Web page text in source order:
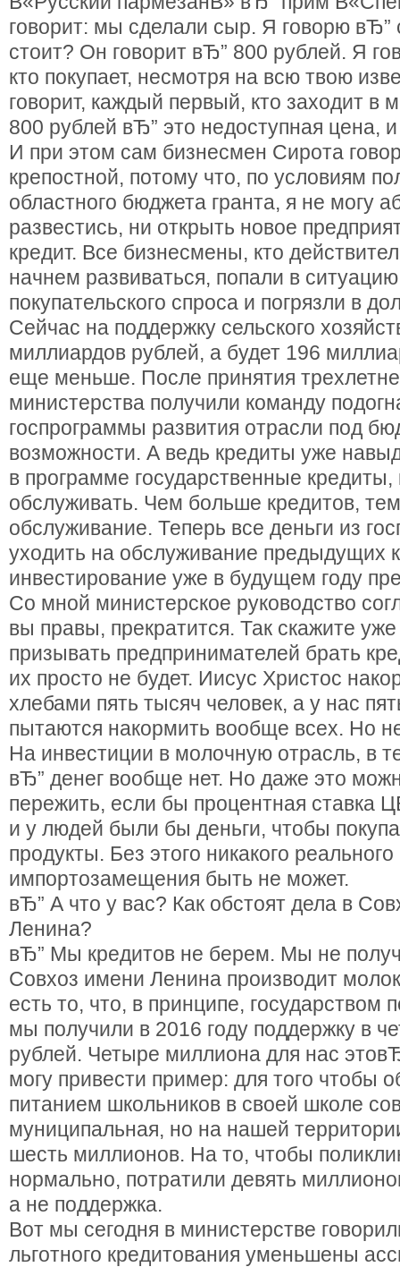
говорит: мы сделали сыр. Я говорю вЂ”
стоит? Он говорит вЂ” 800 рублей. Я
кто покупает, несмотря на всю твою
говорит, каждый первый, кто заходит в
800 рублей вЂ” это недоступная цена, и
И при этом сам бизнесмен Сирота
крепостной, потому что, по условиям
областного бюджета гранта, я не могу
развестись, ни открыть новое
кредит. Все бизнесмены, кто
начнем развиваться, попали в
покупательского спроса и погрязли в
Сейчас на поддержку сельского
миллиардов рублей, а будет 196
еще меньше. После принятия
министерства получили команду
госпрограммы развития отрасли под
возможности. А ведь кредиты уже
в программе государственные
обслуживать. Чем больше кредитов,
обслуживание. Теперь все деньги из
уходить на обслуживание предыдущих
инвестирование уже в будущем году
Со мной министерское руководство
вы правы, прекратится. Так скажите
призывать предпринимателей брать
их просто не будет. Иисус Христос
хлебами пять тысяч человек, а у нас
пытаются накормить вообще всех. Но
На инвестиции в молочную отрасль, в
вЂ” денег вообще нет. Но даже это
пережить, если бы процентная ставка
и у людей были бы деньги, чтобы
продукты. Без этого никакого реального
импортозамещения быть не может.
вЂ” А что у вас? Как обстоят дела в
Ленина?
вЂ” Мы кредитов не берем. Мы не
Совхоз имени Ленина производит
есть то, что, в принципе, государством
мы получили в 2016 году поддержку в
рублей. Четыре миллиона для нас
могу привести пример: для того чтобы
питанием школьников в своей школе
муниципальная, но на нашей
шесть миллионов. На то, чтобы
нормально, потратили девять
а не поддержка.
Вот мы сегодня в министерстве
льготного кредитования уменьшены